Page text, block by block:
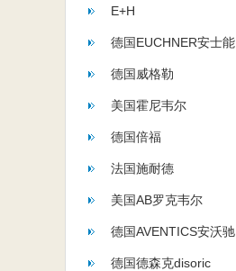
E+H
德国EUCHNER安士能
德国威格勒
美国霍尼韦尔
德国倍福
法国施耐德
美国AB罗克韦尔
德国AVENTICS安沃驰
德国德森克disoric